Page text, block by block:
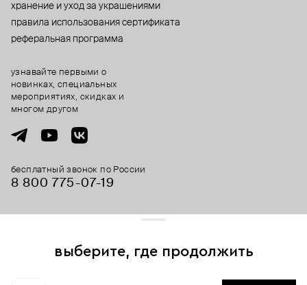
хранение и уход за украшениями
правила использования сертификата
реферальная программа
бесплатный звонок по России
8 800 775⁠-07⁠-19
узнавайте первыми о
новинках, специальных
мероприятиях, скидках и
многом другом
выберите, где продолжить